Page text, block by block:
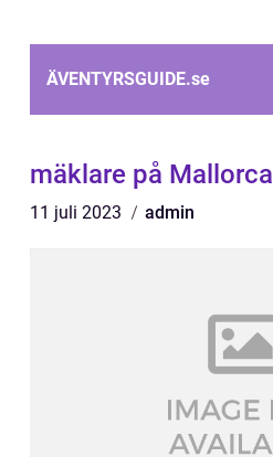
ÄVENTYRSGUIDE.se
mäklare på Mallorca
11 juli 2023 admin